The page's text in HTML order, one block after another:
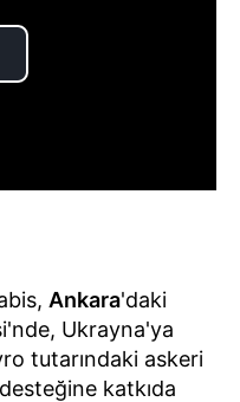
Ankara'daki
Ukrayna'ya
tutarındaki askeri
katkıda